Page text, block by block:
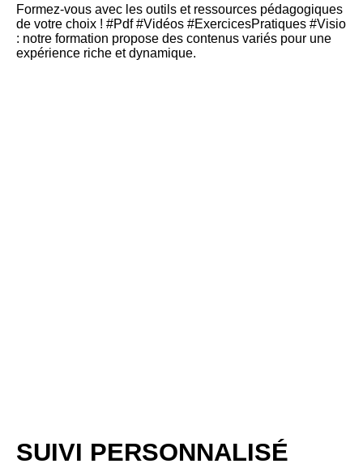
Formez-vous avec les outils et ressources pédagogiques
de votre choix ! #Pdf #Vidéos #ExercicesPratiques #Visio
: notre formation propose des contenus variés pour une
expérience riche et dynamique.
SUIVI PERSONNALISÉ